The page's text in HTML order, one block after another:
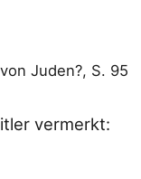
Juden?, S. 95
vermerkt: